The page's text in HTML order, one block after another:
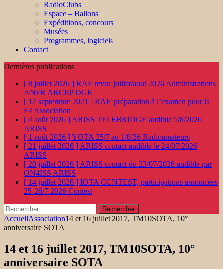
RadioClubs
Espace – Ballons
Expéditions, concours
Musées
Programmes, logiciels
Contact
Dernières publications
[ 8 juillet 2026 ] RAF revue juillet/aout 2026 Administrations
ANFR ARCEP DGE
[ 17 septembre 2021 ] RAF, préparation à l’examen pour la
F4 Association
[ 4 août 2026 ] ARISS TELEBRIDGE audible 5/8/2026
ARISS
[ 1 août 2026 ]YOTA 25/7 au 1/8/26 Radioamateurs
[ 21 juillet 2026 ] ARISS contact audible le 24/07/2026
ARISS
[ 20 juillet 2026 ] ARISS contact du 23/07/2026 audible par
ON4ISS ARISS
[ 14 juillet 2026 ] IOTA CONTEST, participations annoncées
25-26/7 2026 Contest
Rechercher :
AccueilAssociation14 et 16 juillet 2017, TM10SOTA, 10°
anniversaire SOTA
14 et 16 juillet 2017, TM10SOTA, 10°
anniversaire SOTA